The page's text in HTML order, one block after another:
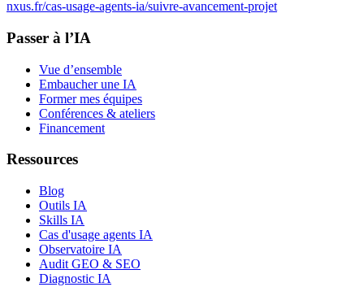
nxus.fr/cas-usage-agents-ia/suivre-avancement-projet
Passer à l’IA
Vue d’ensemble
Embaucher une IA
Former mes équipes
Conférences & ateliers
Financement
Ressources
Blog
Outils IA
Skills IA
Cas d'usage agents IA
Observatoire IA
Audit GEO & SEO
Diagnostic IA